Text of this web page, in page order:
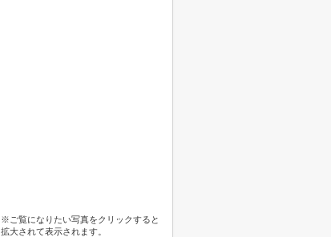
※ご覧になりたい写真をクリックすると
拡大されて表示されます。